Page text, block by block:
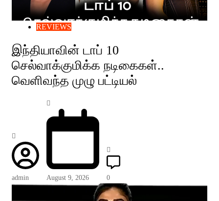
REVIEWS
இந்தியாவின் டாப் 10
செல்வாக்குமிக்க நடிகைகள்..
வெளிவந்த முழு பட்டியல்
admin August 9, 2026 0